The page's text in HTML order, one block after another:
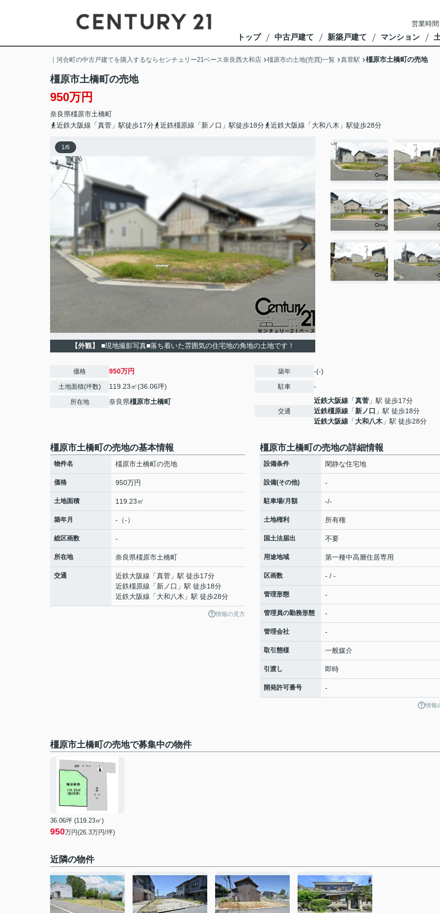
営業時
トップ 中古戸建て 新築戸建て マンション
｜河合町の中古戸建てを購入するならセンチュリー21ベース奈良西大和店 橿原市の土地(売買)一覧 真菅駅 橿原市土橋町の売地
橿原市土橋町の売地
950万円
奈良県橿原市土橋町
近鉄大阪線「真菅」駅徒歩17分
近鉄橿原線「新ノ口」駅徒歩18分 近鉄大阪線「大和八木」駅徒歩28分
1/6
【外観】 ■現地撮影写真■落ち着いた雰囲気の住宅地の角地の土地です！
価格 950万円
土地面積(坪数) 119.23㎡(36.06坪)
所在地 奈良県橿原市土橋町
築年 -(-)
駐車 -
交通
近鉄大阪線 「真菅 」駅 徒歩17分
近鉄橿原線 「新ノ口 」駅 徒歩18分
近鉄大阪線 「大和八木 」駅 徒歩28分
橿原市土橋町の売地の基本情報
物件名 橿原市土橋町の売地
価格 950万円
土地面積 119.23㎡
築年月 -（-）
総区画数 -
所在地 奈良県橿原市土橋町
交通 近鉄大阪線 「真菅 」駅 徒歩17分
近鉄橿原線 「新ノ口 」駅 徒歩18分
近鉄大阪線 「大和八木 」駅 徒歩28分
情報の見方
橿原市土橋町の売地の詳細情報
設備条件 閑静な住宅地
設備(その他) -
駐車場/月額 -/-
土地権利 所有権
国土法届出 不要
用途地域 第一種中高層住居専用
区画数 - / -
管理形態 -
管理員の勤務形態 -
管理会社 -
取引態様 一般媒介
引渡し 即時
開発許可番号 -
情報
橿原市土橋町の売地で募集中の物件
36.06坪 (119.23㎡)
950万円(26.3万円/坪)
近隣の物件